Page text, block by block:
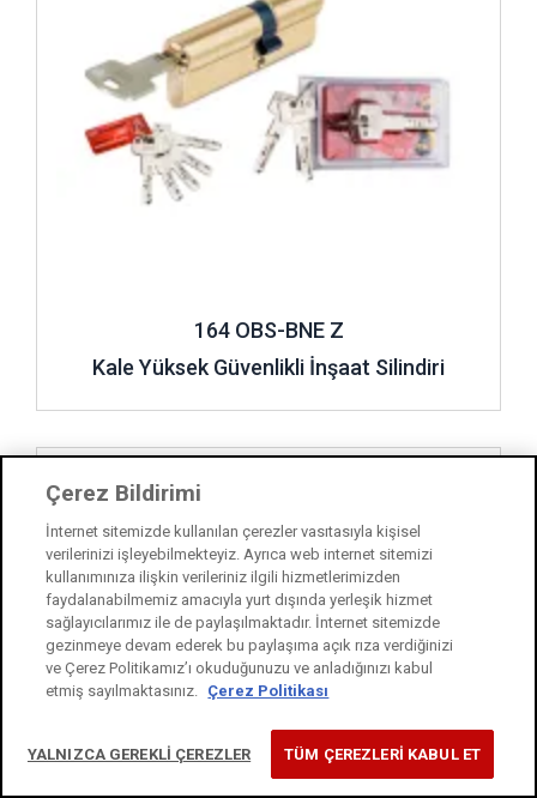
164 OBS-BNE Z
Kale Yüksek Güvenlikli İnşaat Silindiri
İncele ..
Çerez Bildirimi
İnternet sitemizde kullanılan çerezler vasıtasıyla kişisel
verilerinizi işleyebilmekteyiz. Ayrıca web internet sitemizi
kullanımınıza ilişkin verileriniz ilgili hizmetlerimizden
faydalanabilmemiz amacıyla yurt dışında yerleşik hizmet
sağlayıcılarımız ile de paylaşılmaktadır. İnternet sitemizde
gezinmeye devam ederek bu paylaşıma açık rıza verdiğinizi
ve Çerez Politikamız’ı okuduğunuzu ve anladığınızı kabul
etmiş sayılmaktasınız. Çerez Politikası
YALNIZCA GEREKLİ ÇEREZLER TÜM ÇEREZLERİ KABUL ET